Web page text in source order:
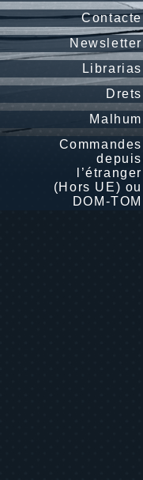
Contacte
Newsletter
Librarias
Drets
Malhum
Commandes
depuis
l’étranger
(Hors UE) ou
DOM-TOM